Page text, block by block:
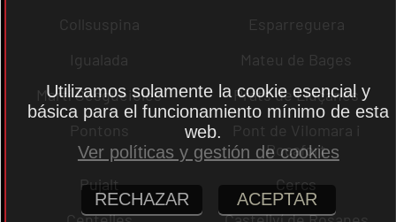
Collsuspina
Esparreguera
Igualada
Mateu de Bages
Martí Sesgueioles
Prats de Lluçanès
Pontons
Pont de Vilomara i
Rocafort
Pujalt
Cercs
Utilizamos solamente la cookie esencial y
básica para el funcionamiento mínimo de esta
web.
Ver políticas y gestión de cookies
RECHAZAR ACEPTAR